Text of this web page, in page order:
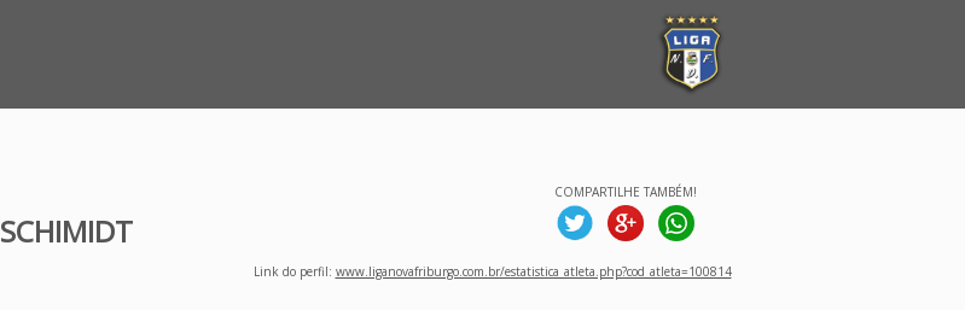
COMPARTILHE TAMBÉM!
Link do perfil: www.liganovafriburgo.com.br/estatistica_atleta.php?cod_atleta=100814